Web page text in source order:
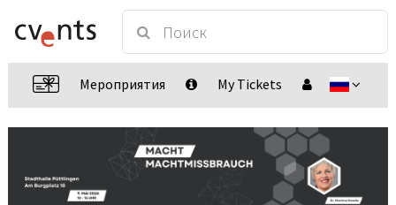
Мероприятия My Tickets